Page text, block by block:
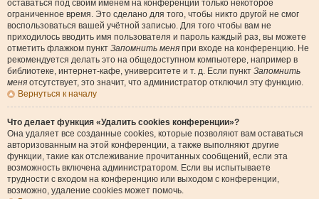
оставаться под своим именем на конференции только некоторое
ограниченное время. Это сделано для того, чтобы никто другой не смог
воспользоваться вашей учётной записью. Для того чтобы вам не
приходилось вводить имя пользователя и пароль каждый раз, вы можете
отметить флажком пункт Запомнить меня при входе на конференцию. Не
рекомендуется делать это на общедоступном компьютере, например в
библиотеке, интернет-кафе, университете и т. д. Если пункт Запомнить
меня отсутствует, это значит, что администратор отключил эту функцию.
Вернуться к началу
Что делает функция «Удалить cookies конференции»?
Она удаляет все созданные cookies, которые позволяют вам оставаться
авторизованным на этой конференции, а также выполняют другие
функции, такие как отслеживание прочитанных сообщений, если эта
возможность включена администратором. Если вы испытываете
трудности с входом на конференцию или выходом с конференции,
возможно, удаление cookies может помочь.